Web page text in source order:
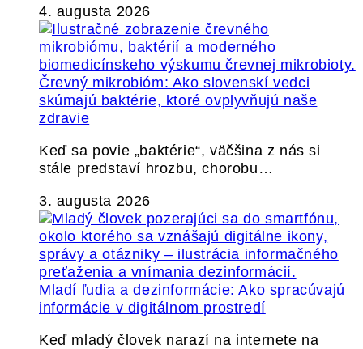
4. augusta 2026
Črevný mikrobióm: Ako slovenskí vedci
skúmajú baktérie, ktoré ovplyvňujú naše
zdravie
Keď sa povie „baktérie“, väčšina z nás si
stále predstaví hrozbu, chorobu…
3. augusta 2026
Mladí ľudia a dezinformácie: Ako spracúvajú
informácie v digitálnom prostredí
Keď mladý človek narazí na internete na